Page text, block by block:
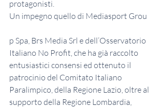
protagonisti.
Un impegno quello di Mediasport Grou
p Spa, Brs Media Srl e dell’Osservatorio
Italiano No Profit, che ha già raccolto
entusiastici consensi ed ottenuto il
patrocinio del Comitato Italiano
Paralimpico, della Regione Lazio, oltre al
supporto della Regione Lombardia,